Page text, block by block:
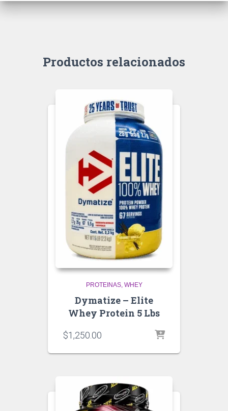
Productos relacionados
PROTEINAS WHEY
Dymatize – Elite
Whey Protein 5 Lbs
$1,250.00